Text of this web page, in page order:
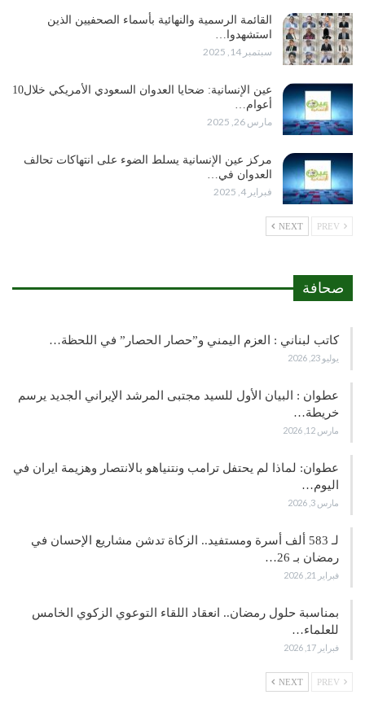
القائمة الرسمية والنهائية بأسماء الصحفيين الذين
استشهدوا…
سبتمبر 14, 2025
عين الإنسانية: ضحايا العدوان السعودي الأمريكي خلال10
أعوام…
مارس 26, 2025
مركز عين الإنسانية يسلط الضوء على انتهاكات تحالف
العدوان في…
فبراير 4, 2025
NEXT
صحافة
كاتب لبناني : العزم اليمني و”حصار الحصار” في اللحظة…
يوليو 23, 2026
عطوان : البيان الأول للسيد مجتبى المرشد الإيراني الجديد يرسم
خريطة…
مارس 12, 2026
عطوان: لماذا لم يحتفل ترامب ونتنياهو بالانتصار وهزيمة ايران في
اليوم…
مارس 3, 2026
لـ 583 ألف أسرة ومستفيد.. الزكاة تدشن مشاريع الإحسان في
رمضان بـ 26…
فبراير 21, 2026
بمناسبة حلول رمضان.. انعقاد اللقاء التوعوي الزكوي الخامس
للعلماء…
فبراير 17, 2026
NEXT